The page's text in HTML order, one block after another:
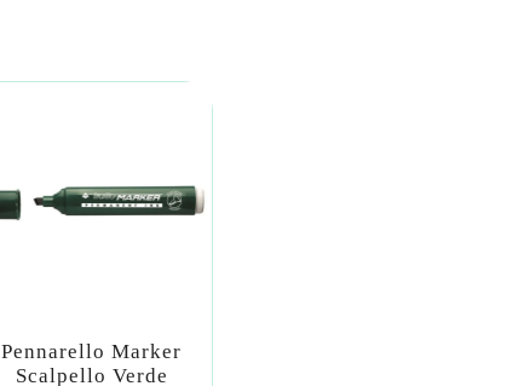
Pennarello Marker
Scalpello Verde